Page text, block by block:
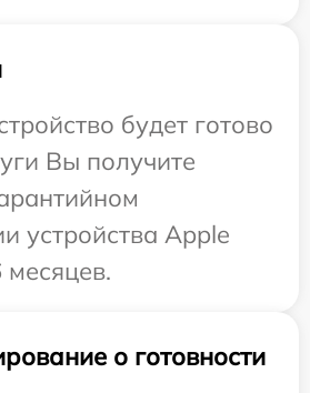
будет готово
Вы получите
устройства Apple
о готовности